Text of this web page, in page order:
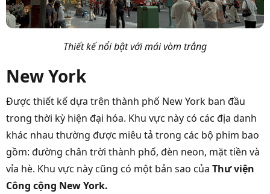
Thiết kế nổi bật với mái vòm trắng
New York
Được thiết kế dựa trên thành phố New York ban đầu
trong thời kỳ hiện đại hóa. Khu vực này có các địa danh
khác nhau thường được miêu tả trong các bộ phim bao
gồm: đường chân trời thành phố, đèn neon, mặt tiền và
vỉa hè. Khu vực này cũng có một bản sao của Thư viện
Công cộng New York.